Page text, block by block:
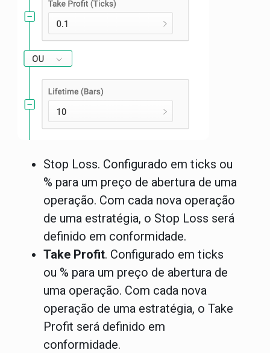
Stop Loss. Configurado em ticks ou
% para um preço de abertura de uma
operação. Com cada nova operação
de uma estratégia, o Stop Loss será
definido em conformidade.
Take Profit. Configurado em ticks
ou % para um preço de abertura de
uma operação. Com cada nova
operação de uma estratégia, o Take
Profit será definido em
conformidade.